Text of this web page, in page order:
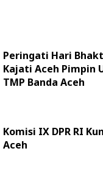
Peringati Hari
Kajati Aceh Pimpin
TMP Banda Aceh
Komisi IX DPR RI
Aceh